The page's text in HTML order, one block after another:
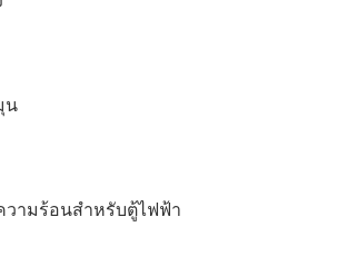
น
วามร้อนสำหรับตู้ไฟฟ้า